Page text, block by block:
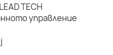
TECH
управление